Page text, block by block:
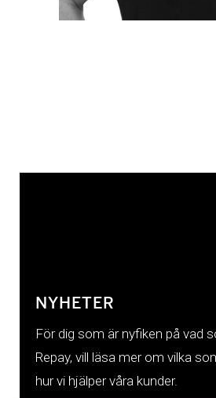
NYHETER
För dig som är nyfiken på vad
Repay, vill läsa mer om vilka
hur vi hjälper våra kunder.